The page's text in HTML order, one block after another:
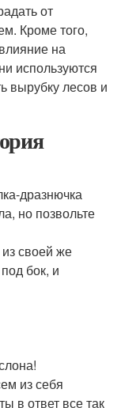
от
Кроме того,
на
используются
вырубку лесов и
дразнючка
но позвольте
своей же
бок, и
из себя
в ответ все так